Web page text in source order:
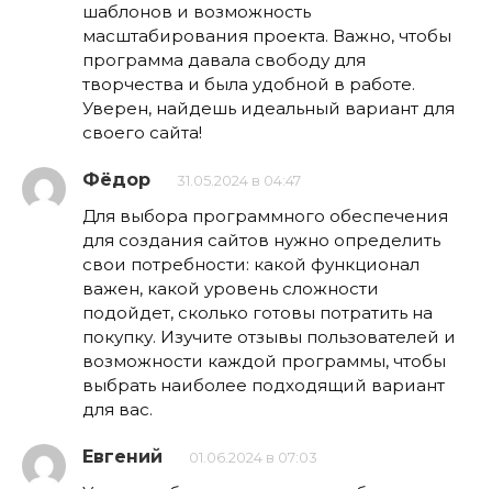
шаблонов и возможность
масштабирования проекта. Важно, чтобы
программа давала свободу для
творчества и была удобной в работе.
Уверен, найдешь идеальный вариант для
своего сайта!
Фёдор 31.05.2024 в 04:47
Для выбора программного обеспечения
для создания сайтов нужно определить
свои потребности: какой функционал
важен, какой уровень сложности
подойдет, сколько готовы потратить на
покупку. Изучите отзывы пользователей и
возможности каждой программы, чтобы
выбрать наиболее подходящий вариант
для вас.
Евгений 01.06.2024 в 07:03